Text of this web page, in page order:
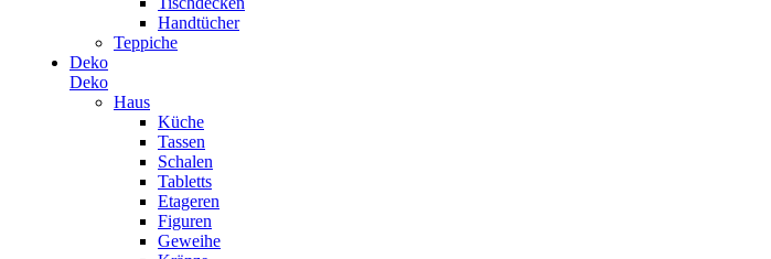
Handtücher
Teppiche
Deko
Deko
Haus
Küche
Tassen
Schalen
Tabletts
Etageren
Figuren
Geweihe